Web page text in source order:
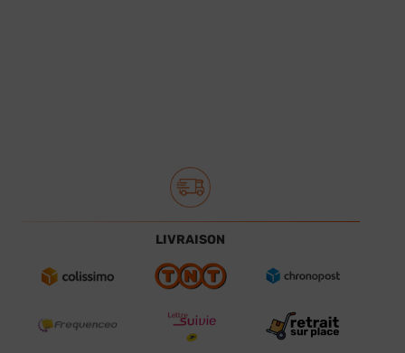
LIVRAISON